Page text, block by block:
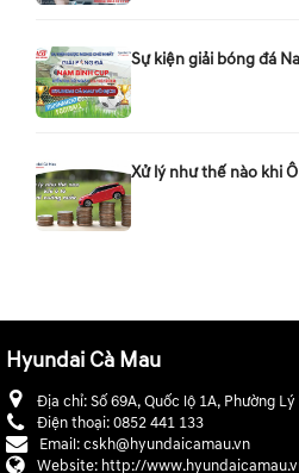
Sự kiện giải bóng đá
Xử lý như thế nào khi
Hyundai Cà Mau
Địa chỉ:Số 69A, Quốc lộ 1A, Phường
Điện thoại:0852 441 133
Email:cskh@hyundaicamau.vn
Website: http://